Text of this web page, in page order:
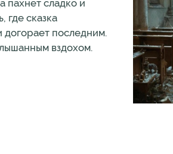
пахнет сладко и
где сказка
догорает последним.
вздохом.